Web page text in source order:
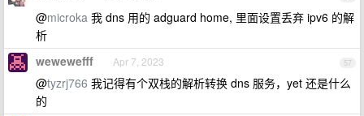
@microka 我 dns 用的 adguard home, 里面设置丢弃 ipv6 的解
析
57
wewewefff Apr 7, 2023
@tyzrj766 我记得有个双栈的解析转换 dns 服务，yet 还是什么
的